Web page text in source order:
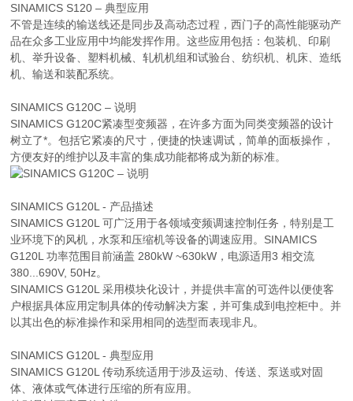
SINAMICS S120 – 典型应用
不管是连续的输送线还是同步及高动态过程，西门子的高性能驱动产
品在众多工业应用中均能发挥作用。这些应用包括：包装机、印刷
机、举升设备、塑料机械、轧机机组和试验台、纺织机、机床、造纸
机、输送和装配系统。
SINAMICS G120C – 说明
SINAMICS G120C紧凑型变频器，在许多方面为同类变频器的设计
树立了*。包括它紧凑的尺寸，便捷的快速调试，简单的面板操作，
方便友好的维护以及丰富的集成功能都将成为新的标准。
SINAMICS G120L - 产品描述
SINAMICS G120L 可广泛用于各领域变频调速控制任务，特别是工
业环境下的风机，水泵和压缩机等设备的调速应用。SINAMICS
G120L 功率范围目前涵盖 280kW ~630kW，电源适用3 相交流
380...690V, 50Hz。
SINAMICS G120L 采用模块化设计，并提供丰富的可选件以便使客
户根据具体应用定制具体的传动解决方案，并可集成到电控柜中。并
以其出色的标准操作和采用相同的选型而表现非凡。
SINAMICS G120L - 典型应用
SINAMICS G120L 传动系统适用于涉及运动、传送、泵送或对固
体、液体或气体进行压缩的所有应用。